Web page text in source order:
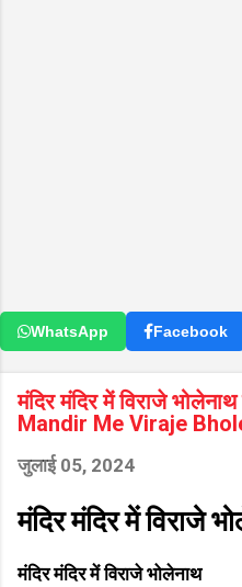
WhatsApp Facebook
मंदिर मंदिर में विराजे
Mandir Me Viraje
जुलाई 05, 2024
मंदिर मंदिर में विराजे
मंदिर मंदिर में विराजे भोलेनाथ